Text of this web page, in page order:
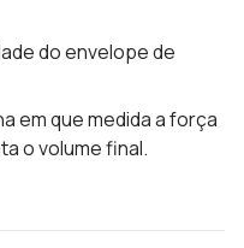
do envelope de
em que medida a força
o volume final.